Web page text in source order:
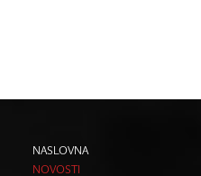
NASLOVNA
NOVOSTI